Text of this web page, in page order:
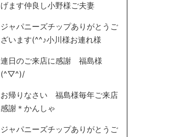
げます仲良し小野様ご夫妻
ジャパニーズチップありがとうご
ざいます(^^♪小川様お連れ様
連日のご来店に感謝 福島様
(^▽^)/
お帰りなさい 福島様毎年ご来店
感謝＊かんしゃ
ジャパニーズチップありがとうご